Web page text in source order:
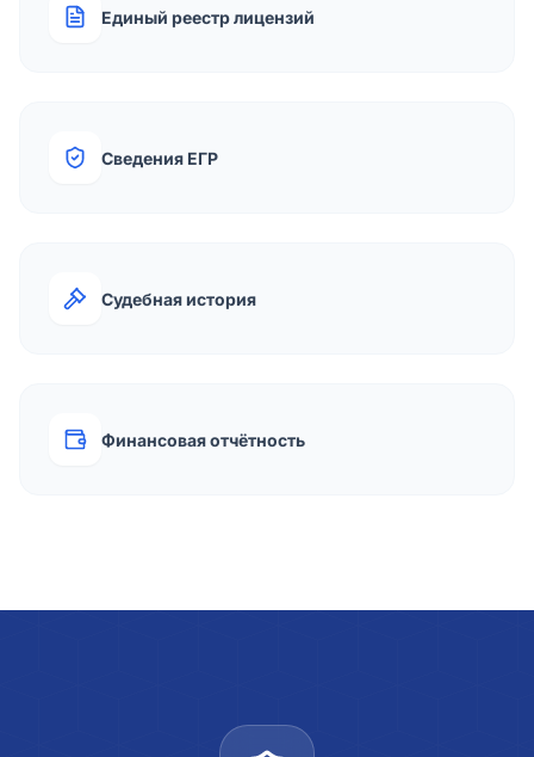
Единый реестр лицензий
Сведения ЕГР
Судебная история
Финансовая отчётность